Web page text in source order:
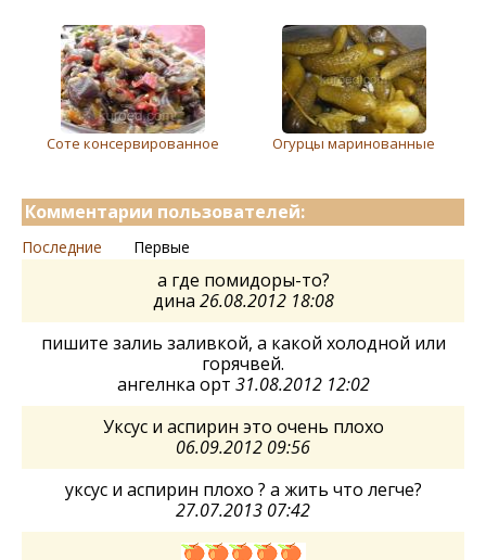
Соте консервированное Огурцы маринованные
Комментарии пользователей:
Последние Первые
а где помидоры-то?
дина 26.08.2012 18:08
пишите залиь заливкой, а какой холодной или
горячвей.
ангелнка орт 31.08.2012 12:02
Уксус и аспирин это очень плохо
06.09.2012 09:56
уксус и аспирин плохо ? а жить что легче?
27.07.2013 07:42